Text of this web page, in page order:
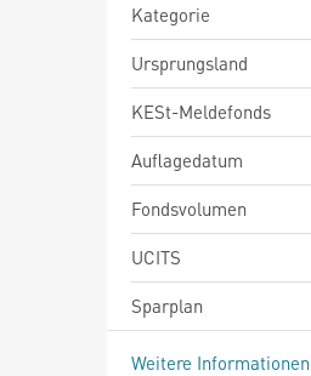
Kategorie
Ursprungsland
KESt-Meldefonds
Auflagedatum
Fondsvolumen
UCITS
Sparplan
Weitere Informationen